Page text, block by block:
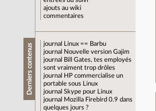
ajouts au wiki
commentaires
Derniers contenus journal
Linux == Barbu
journal
Nouvelle version Gajim
journal
Bill Gates, tes employés
sont vraiment trop drôles
journal
HP commercialise un
portable sous Linux
journal Skype pour Linux
journal
Mozilla Firebird 0.9 dans
quelques jours ?